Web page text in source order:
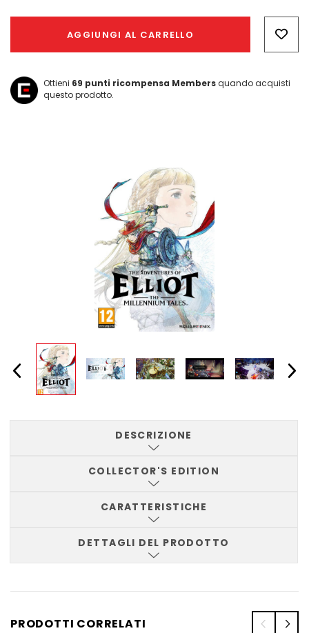
AGGIUNGI AL CARRELLO
Ottieni 69 punti ricompensa Membersquando acquisti
questo prodotto.
DESCRIZIONE
COLLECTOR'S EDITION
CARATTERISTICHE
DETTAGLI DEL PRODOTTO
PRODOTTI CORRELATI